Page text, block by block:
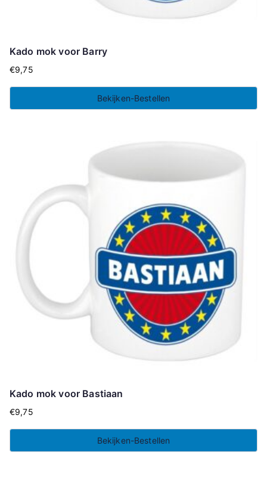
Kado mok voor Barry
€9,75
Bekijken-Bestellen
Kado mok voor Bastiaan
€9,75
Bekijken-Bestellen